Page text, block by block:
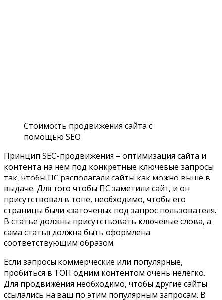
Стоимость продвижения сайта с
помощью SEO
Принцип SEO-продвижения – оптимизация сайта и
контента на нем под конкретные ключевые запросы
так, чтобы ПС располагали сайты как можно выше в
выдаче. Для того чтобы ПС заметили сайт, и он
присутствовал в топе, необходимо, чтобы его
страницы были «заточены» под запрос пользователя.
В статье должны присутствовать ключевые слова, а
сама статья должна быть оформлена
соответствующим образом.
Если запросы коммерческие или популярные,
пробиться в ТОП одним контентом очень нелегко.
Для продвижения необходимо, чтобы другие сайты
ссылались на ваш по этим популярным запросам. В